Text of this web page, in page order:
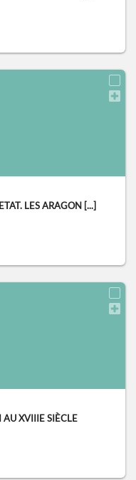
LES ARAGON [...]
AU XVIIIE SIÈCLE